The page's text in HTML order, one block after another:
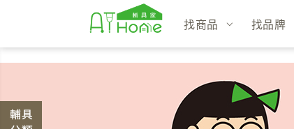
找商品 找品牌